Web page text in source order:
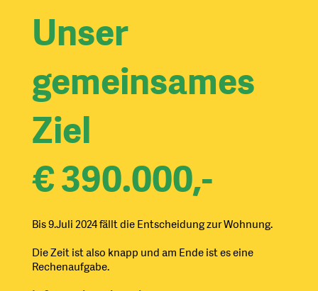
Unser
gemeinsames
Ziel
€ 390.000,-
Bis 9.Juli 2024 fällt die Entscheidung zur Wohnung.
Die Zeit ist also knapp und am Ende ist es eine
Rechenaufgabe.